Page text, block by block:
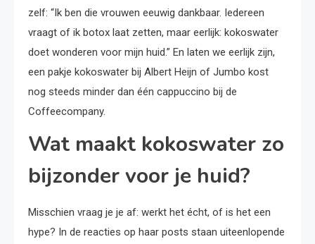
zelf: “Ik ben die vrouwen eeuwig dankbaar. Iedereen
vraagt of ik botox laat zetten, maar eerlijk: kokoswater
doet wonderen voor mijn huid.” En laten we eerlijk zijn,
een pakje kokoswater bij Albert Heijn of Jumbo kost
nog steeds minder dan één cappuccino bij de
Coffeecompany.
Wat maakt kokoswater zo
bijzonder voor je huid?
Misschien vraag je je af: werkt het écht, of is het een
hype? In de reacties op haar posts staan uiteenlopende